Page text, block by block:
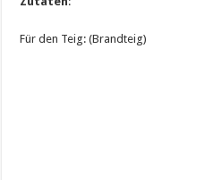
Für den Teig: (Brandteig)